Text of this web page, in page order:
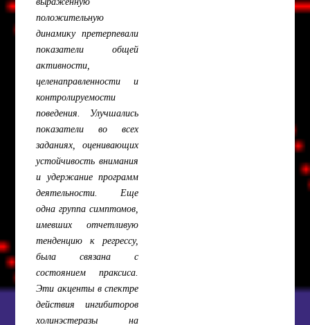
положительную
динамику претерпевали
показатели общей
активности,
целенаправленности и
контролируемости
поведения. Улучшались
показатели во всех
заданиях, оценивающих
устойчивость внимания
и удержание программ
деятельности. Еще
одна группа симптомов,
имевших отчетливую
тенденцию к регрессу,
была связана с
состоянием праксиса.
Эти акценты в спектре
действия ингибиторов
холинэстеразы на